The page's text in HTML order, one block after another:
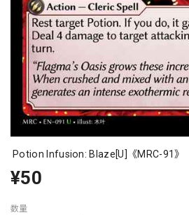
Potion Infusion: Blaze[U]《MRC-91》
¥50
数量